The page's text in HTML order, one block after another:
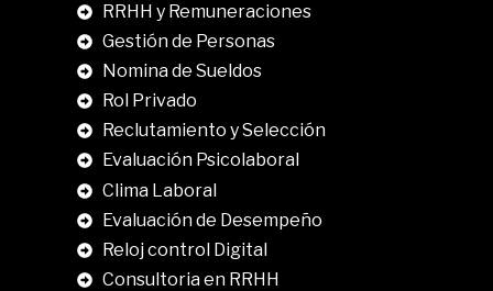
RRHH y Remuneraciones
Gestión de Personas
Nomina de Sueldos
Rol Privado
Reclutamiento y Selección
Evaluación Psicolaboral
Clima Laboral
Evaluación de Desempeño
Reloj control Digital
Consultoria en RRHH